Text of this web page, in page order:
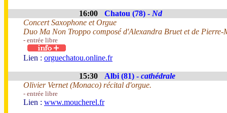
16:00 Chatou (78) - Nd
Concert Saxophone et Orgue
Duo Ma Non Troppo composé d'Alexandra Bruet et de Pierre-
- entrée libre
Lien : orguechatou.online.fr
15:30 Albi (81) - cathédrale
Olivier Vernet (Monaco) récital d'orgue.
- entrée libre
Lien : www.moucherel.fr